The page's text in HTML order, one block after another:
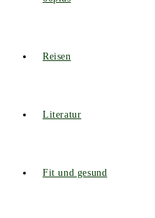
Reisen
Literatur
Fit und gesund